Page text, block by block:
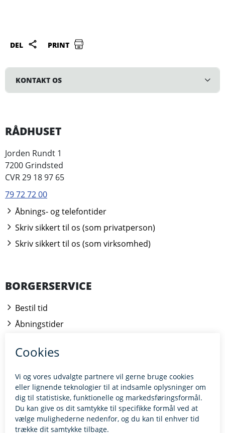
DEL PRINT
KONTAKT OS
RÅDHUSET
Jorden Rundt 1
7200 Grindsted
CVR 29 18 97 65
79 72 72 00
Åbnings- og telefontider
Skriv sikkert til os (som privatperson)
Skriv sikkert til os (som virksomhed)
BORGERSERVICE
Bestil tid
Åbningstider
Kontakt borgerrådgiveren
BILLUND.DK
Tilgængelighedserklæring
Giv feedback til hjemmesiden